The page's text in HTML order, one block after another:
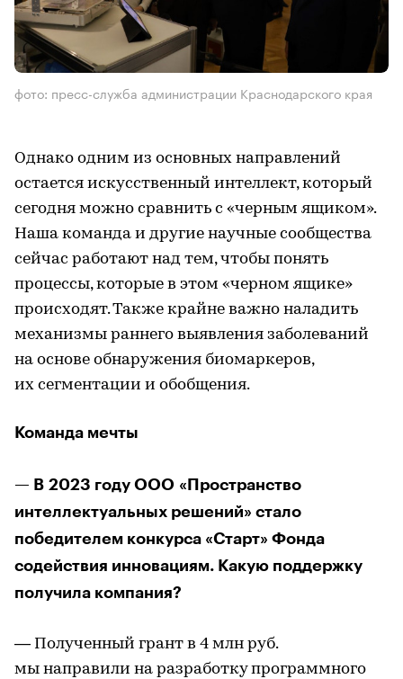
фото: пресс-служба администрации Краснодарского края
Однако одним из основных направлений
остается искусственный интеллект, который
сегодня можно сравнить с «черным ящиком».
Наша команда и другие научные сообщества
сейчас работают над тем, чтобы понять
процессы, которые в этом «черном ящике»
происходят. Также крайне важно наладить
механизмы раннего выявления заболеваний
на основе обнаружения биомаркеров,
их сегментации и обобщения.
Команда мечты
— В 2023 году ООО «Пространство
интеллектуальных решений» стало
победителем конкурса «Старт» Фонда
содействия инновациям. Какую поддержку
получила компания?
— Полученный грант в 4 млн руб.
мы направили на разработку программного